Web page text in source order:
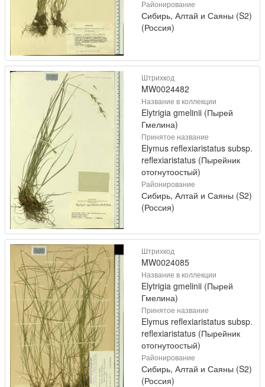
Районирование
Сибирь, Алтай и Саяны (S2)
(Россия)
Штрихкод
MW0024482
Название в коллекции
Elytrigia gmelinii (Пырей
Гмелина)
Принятое название
Elymus reflexiaristatus subsp.
reflexiaristatus (Пырейник
отогнутоостый)
Районирование
Сибирь, Алтай и Саяны (S2)
(Россия)
Штрихкод
MW0024085
Название в коллекции
Elytrigia gmelinii (Пырей
Гмелина)
Принятое название
Elymus reflexiaristatus subsp.
reflexiaristatus (Пырейник
отогнутоостый)
Районирование
Сибирь, Алтай и Саяны (S2)
(Россия)